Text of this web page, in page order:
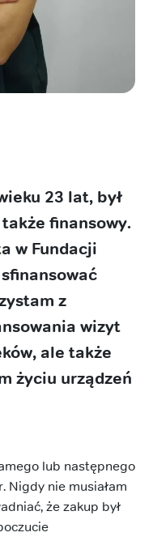
23 lat, był
finansowy.
w Fundacji
z
wizyt
ale także
życiu urządzeń
lub następnego
Nigdy nie musiałam
że zakup był